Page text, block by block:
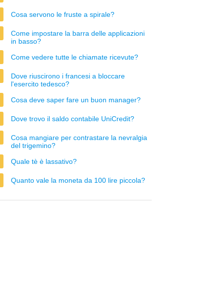
Cosa servono le fruste a spirale?
Come impostare la barra delle applicazioni
in basso?
Come vedere tutte le chiamate ricevute?
Dove riuscirono i francesi a bloccare
l'esercito tedesco?
Cosa deve saper fare un buon manager?
Dove trovo il saldo contabile UniCredit?
Cosa mangiare per contrastare la nevralgia
del trigemino?
Quale tè è lassativo?
Quanto vale la moneta da 100 lire piccola?